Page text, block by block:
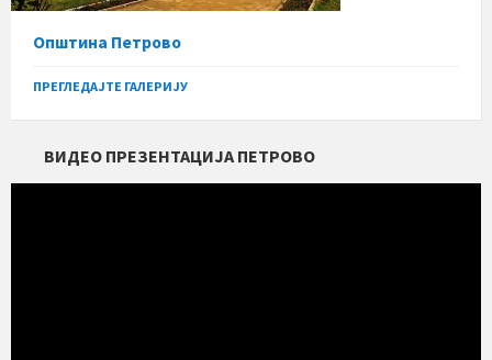
Општина Петрово
ПРЕГЛЕДАЈТЕ ГАЛЕРИЈУ
ВИДЕО ПРЕЗЕНТАЦИЈА ПЕТРОВО